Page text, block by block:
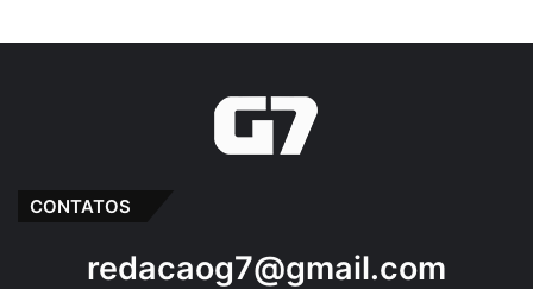
CONTATOS
redacaog7@gmail.com